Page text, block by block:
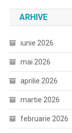
ARHIVE
iunie 2026
mai 2026
aprilie 2026
martie 2026
februarie 2026